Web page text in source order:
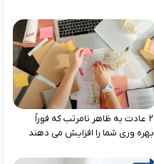
۲ عادت به‌ ظاهر نامرتب که فوراً
بهره‌ وری شما را افزایش می‌ دهند